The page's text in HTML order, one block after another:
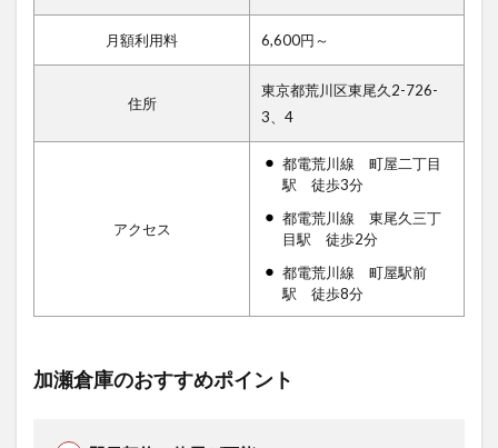
月額利用料 6,600円～
住所
東京都荒川区東尾久2-726-
3、4
アクセス
都電荒川線 町屋二丁目
駅 徒歩3分
都電荒川線 東尾久三丁
目駅 徒歩2分
都電荒川線 町屋駅前
駅 徒歩8分
加瀬倉庫のおすすめポイント